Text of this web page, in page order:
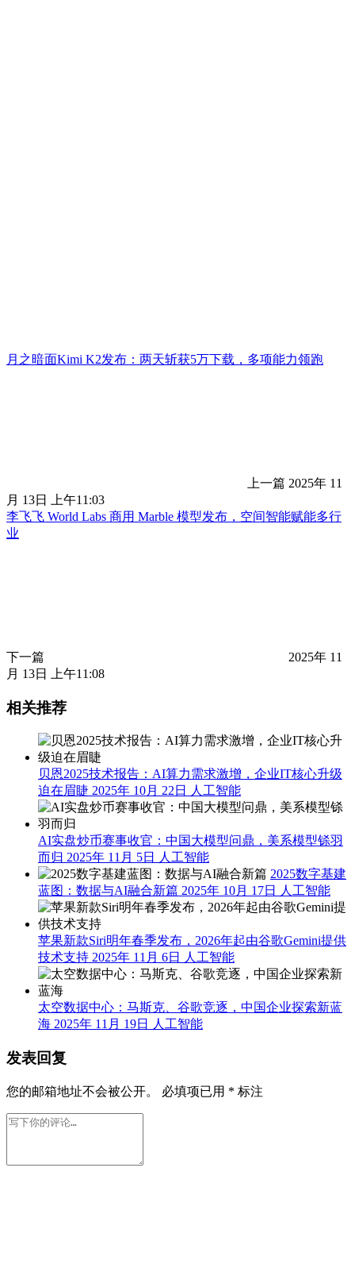
月之暗面Kimi K2发布：两天斩获5万下载，多项能力领跑
上一篇 2025年 11
月 13日 上午11:03
李飞飞 World Labs 商用 Marble 模型发布，空间智能赋能多行
业
下一篇
2025年 11
月 13日 上午11:08
相关推荐
贝恩2025技术报告：AI算力需求激增，企业IT核心升级
迫在眉睫 2025年 10月 22日 人工智能
AI实盘炒币赛事收官：中国大模型问鼎，美系模型铩羽
而归 2025年 11月 5日 人工智能
2025数字基建
蓝图：数据与AI融合新篇 2025年 10月 17日 人工智能
苹果新款Siri明年春季发布，2026年起由谷歌Gemini提供
技术支持 2025年 11月 6日 人工智能
太空数据中心：马斯克、谷歌竞逐，中国企业探索新蓝
海 2025年 11月 19日 人工智能
发表回复
您的邮箱地址不会被公开。 必填项已用 * 标注